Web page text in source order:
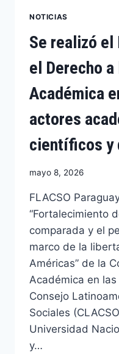
NOTICIAS
Se realizó el
el Derecho
Académica
actores
científicos y
mayo 8, 2026
FLACSO
“Fortalecimiento
comparada y el
marco de la
Américas” de la
Académica en
Consejo
Sociales
Universidad
y…